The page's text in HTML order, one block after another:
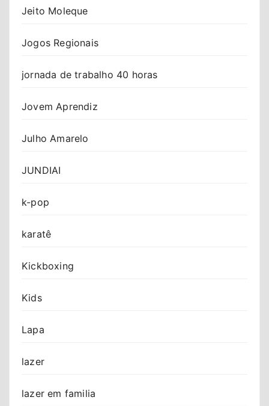
Jeito Moleque
Jogos Regionais
jornada de trabalho 40 horas
Jovem Aprendiz
Julho Amarelo
JUNDIAI
k-pop
karatê
Kickboxing
Kids
Lapa
lazer
lazer em familia